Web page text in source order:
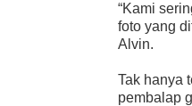
“Kami
foto yang
Alvin.
Tak hanya
pembalap